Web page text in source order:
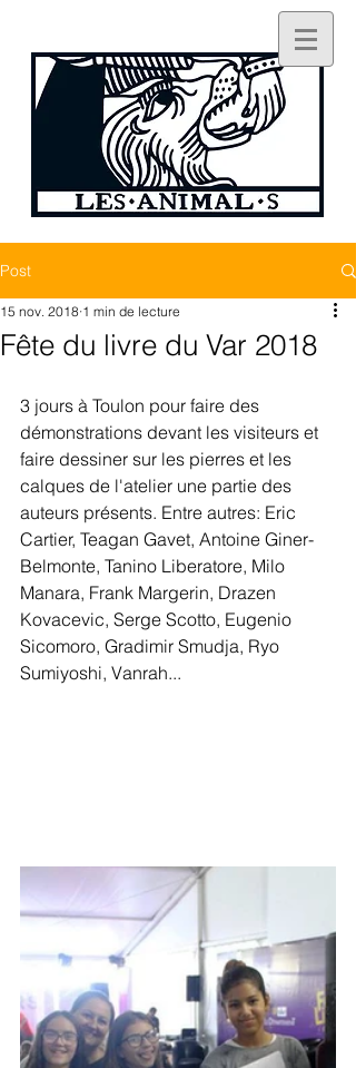
Post
Fête du livre du Var 2018
15 nov. 2018 1 min de lecture
3 jours à Toulon pour faire des
démonstrations devant les visiteurs et
faire dessiner sur les pierres et les
calques de l'atelier une partie des
auteurs présents. Entre autres: Eric
Cartier, Teagan Gavet, Antoine Giner-
Belmonte, Tanino Liberatore, Milo
Manara, Frank Margerin, Drazen
Kovacevic, Serge Scotto, Eugenio
Sicomoro, Gradimir Smudja, Ryo
Sumiyoshi, Vanrah...